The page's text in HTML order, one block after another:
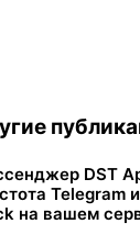
DST
Telegram
на вашем